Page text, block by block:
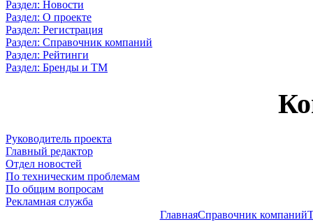
Раздел: Новости
Раздел: О проекте
Раздел: Регистрация
Раздел: Справочник компаний
Раздел: Рейтинги
Раздел: Бренды и ТМ
Руководитель проекта
Главный редактор
Отдел новостей
По техническим проблемам
По общим вопросам
Рекламная служба
ГлавнаяСправочник компаний